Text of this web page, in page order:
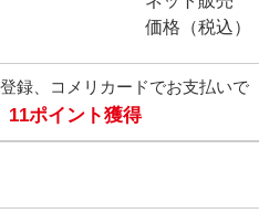
価格（税込）
録、コメリカードでお支払いで
11ポイント獲得